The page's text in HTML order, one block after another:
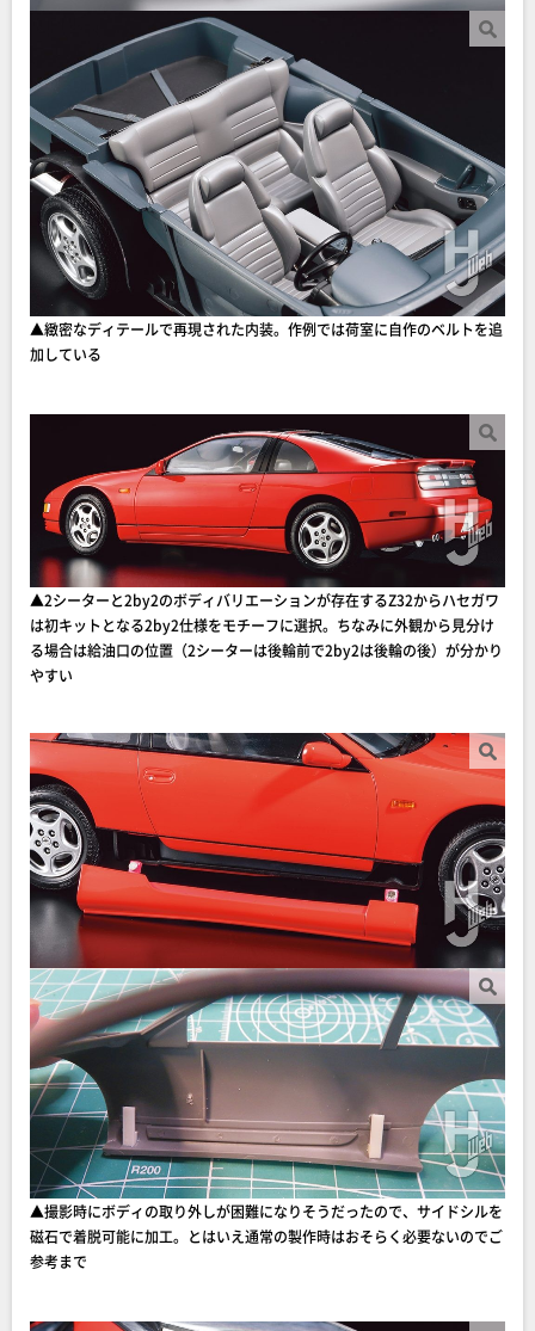
▲︎緻密なディテールで再現された内装。作例では荷室に自作のベルトを追
加している
▲2シーターと2by2のボディバリエーションが存在するZ32からハセガワ
は初キットとなる2by2仕様をモチーフに選択。ちなみに外観から見分け
る場合は給油口の位置（2シーターは後輪前で2by2は後輪の後）が分かり
やすい
▲撮影時にボディの取り外しが困難になりそうだったので、サイドシルを
磁石で着脱可能に加工。とはいえ通常の製作時はおそらく必要ないのでご
参考まで